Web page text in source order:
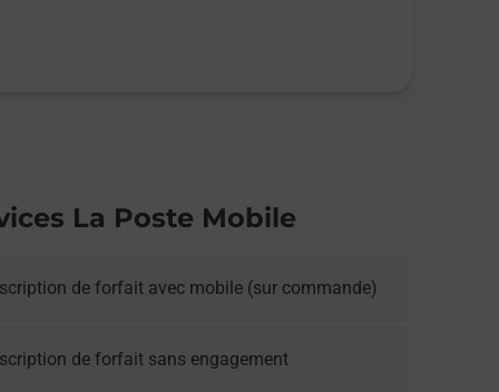
La Poste Mobile
de forfait avec mobile (sur commande)
de forfait sans engagement